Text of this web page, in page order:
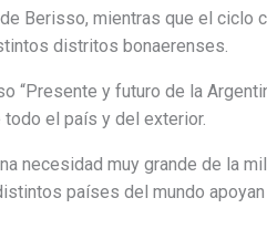
Berisso, mientras que el ciclo
distritos bonaerenses.
“Presente y futuro de la
el país y del exterior.
necesidad muy grande de la
países del mundo